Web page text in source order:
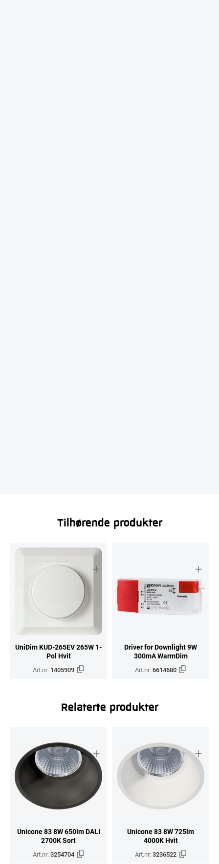
Tilhørende produkter
UniDim KUD-265EV 265W 1-
Pol Hvit
Art.nr: 1405909
Driver for Downlight 9W
300mA WarmDim
Art.nr:6614680
Relaterte produkter
Unicone 83 8W 650lm DALI
2700K Sort
Art.nr:3254704
Unicone 83 8W 725lm
4000K Hvit
Art.nr:3236522